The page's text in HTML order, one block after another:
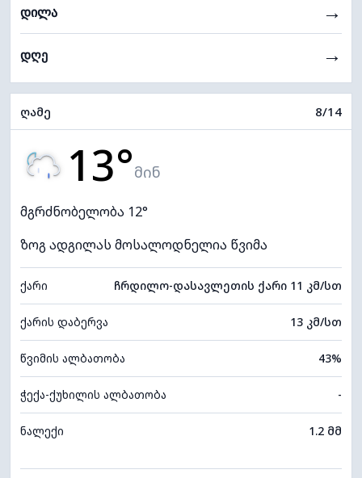
დილა →
დღე →
ღამე 8/14
13°მინ
მგრძნობელობა 12°
ზოგ ადგილას მოსალოდნელია წვიმა
ქარი ჩრდილო-დასავლეთის ქარი 11 კმ/სთ
ქარის დაბერვა 13 კმ/სთ
წვიმის ალბათობა 43%
ჭექა-ქუხილის ალბათობა -
ნალექი 1.2 მმ